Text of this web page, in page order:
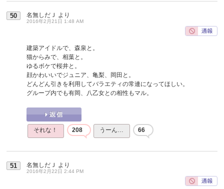
50 名無しだＪ より
2016年2月21日 1:48 AM
建築アイドルで、森泉と。
猫からみで、相葉と。
ゆるボケで桜井と。
顔かわいいでジュニア、亀梨、岡田と。
どんどん引きを利用してバラエティの常連になってほしい。
グループ内でも有岡、八乙女との相性もマル。
それな！ 208 うーん… 66
51 名無しだＪ より
2016年2月22日 2:44 PM